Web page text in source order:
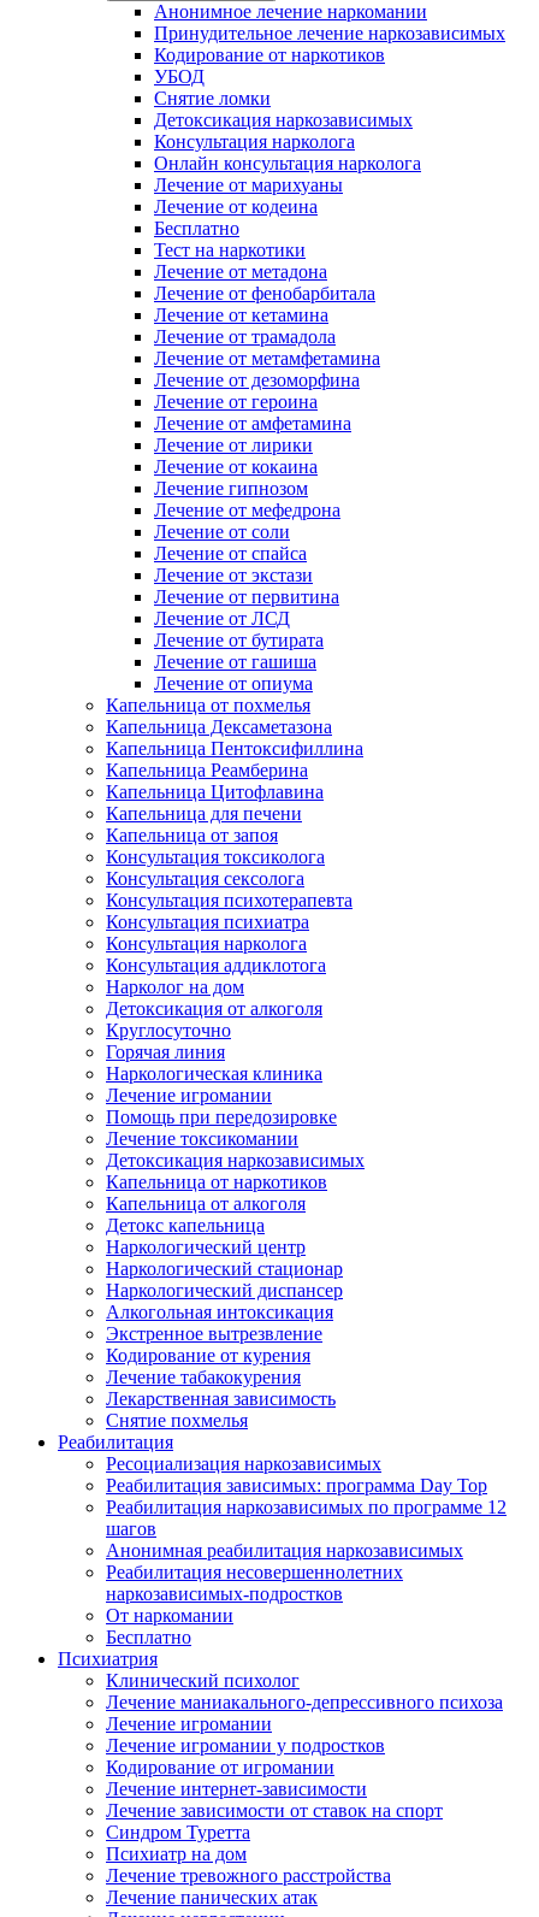
Анонимное лечение наркомании
Принудительное лечение наркозависимых
Кодирование от наркотиков
УБОД
Снятие ломки
Детоксикация наркозависимых
Консультация нарколога
Онлайн консультация нарколога
Лечение от марихуаны
Лечение от кодеина
Бесплатно
Тест на наркотики
Лечение от метадона
Лечение от фенобарбитала
Лечение от кетамина
Лечение от трамадола
Лечение от метамфетамина
Лечение от дезоморфина
Лечение от героина
Лечение от амфетамина
Лечение от лирики
Лечение от кокаина
Лечение гипнозом
Лечение от мефедрона
Лечение от соли
Лечение от спайса
Лечение от экстази
Лечение от первитина
Лечение от ЛСД
Лечение от бутирата
Лечение от гашиша
Лечение от опиума
Капельница от похмелья
Капельница Дексаметазона
Капельница Пентоксифиллина
Капельница Реамберина
Капельница Цитофлавина
Капельница для печени
Капельница от запоя
Консультация токсиколога
Консультация сексолога
Консультация психотерапевта
Консультация психиатра
Консультация нарколога
Консультация аддиклотога
Нарколог на дом
Детоксикация от алкоголя
Круглосуточно
Горячая линия
Наркологическая клиника
Лечение игромании
Помощь при передозировке
Лечение токсикомании
Детоксикация наркозависимых
Капельница от наркотиков
Капельница от алкоголя
Детокс капельница
Наркологический центр
Наркологический стационар
Наркологический диспансер
Алкогольная интоксикация
Экстренное вытрезвление
Кодирование от курения
Лечение табакокурения
Лекарственная зависимость
Снятие похмелья
Реабилитация
Ресоциализация наркозависимых
Реабилитация зависимых: программа Day Top
Реабилитация наркозависимых по программе 12
шагов
Анонимная реабилитация наркозависимых
Реабилитация несовершеннолетних
наркозависимых-подростков
От наркомании
Бесплатно
Психиатрия
Клинический психолог
Лечение маниакального-депрессивного психоза
Лечение игромании
Лечение игромании у подростков
Кодирование от игромании
Лечение интернет-зависимости
Лечение зависимости от ставок на спорт
Синдром Туретта
Психиатр на дом
Лечение тревожного расстройства
Лечение панических атак